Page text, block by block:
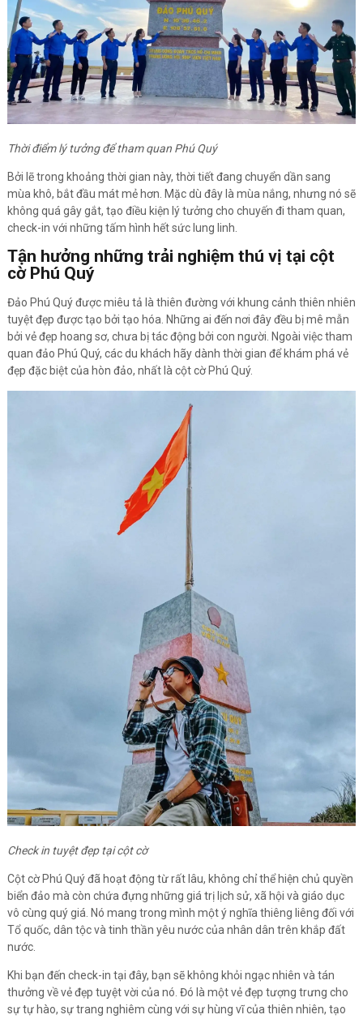
Thời điểm lý tưởng để tham quan Phú Quý
Bởi lẽ trong khoảng thời gian này, thời tiết đang chuyển dần sang
mùa khô, bắt đầu mát mẻ hơn. Mặc dù đây là mùa nắng, nhưng nó sẽ
không quá gây gắt, tạo điều kiện lý tưởng cho chuyến đi tham quan,
check-in với những tấm hình hết sức lung linh.
Tận hưởng những trải nghiệm thú vị tại cột
cờ Phú Quý
Đảo Phú Quý được miêu tả là thiên đường với khung cảnh thiên nhiên
tuyệt đẹp được tạo bởi tạo hóa. Những ai đến nơi đây đều bị mê mẫn
bởi vẻ đẹp hoang sơ, chưa bị tác động bởi con người. Ngoài việc tham
quan đảo Phú Quý, các du khách hãy dành thời gian để khám phá vẻ
đẹp đặc biệt của hòn đảo, nhất là cột cờ Phú Quý.
Check in tuyệt đẹp tại cột cờ
Cột cờ Phú Quý đã hoạt động từ rất lâu, không chỉ thể hiện chủ quyền
biển đảo mà còn chứa đựng những giá trị lịch sử, xã hội và giáo dục
vô cùng quý giá. Nó mang trong mình một ý nghĩa thiêng liêng đối với
Tổ quốc, dân tộc và tinh thần yêu nước của nhân dân trên khắp đất
nước.
Khi bạn đến check-in tại đây, bạn sẽ không khỏi ngạc nhiên và tán
thưởng về vẻ đẹp tuyệt vời của nó. Đó là một vẻ đẹp tượng trưng cho
sự tự hào, sự trang nghiêm cùng với sự hùng vĩ của thiên nhiên, tạo